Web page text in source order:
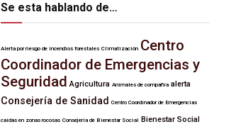
Se esta hablando de…
Alerta por riesgo de incendios forestales Climatización Centro
Coordinador de Emergencias y
Seguridad Agricultura Animales de compañía alerta
Consejería de Sanidad Centro Coordinador de Emergencias
caídas en zonas rocosas Consejería de Bienestar Social Bienestar Social